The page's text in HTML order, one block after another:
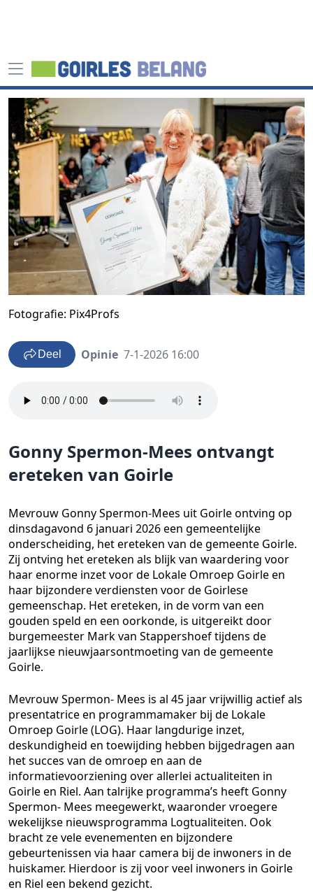
Fotografie: Pix4Profs
Deel Opinie 7-1-2026 16:00
Gonny Spermon-Mees ontvangt
ereteken van Goirle
Mevrouw Gonny Spermon-Mees uit Goirle ontving op
dinsdagavond 6 januari 2026 een gemeentelijke
onderscheiding, het ereteken van de gemeente Goirle.
Zij ontving het ereteken als blijk van waardering voor
haar enorme inzet voor de Lokale Omroep Goirle en
haar bijzondere verdiensten voor de Goirlese
gemeenschap. Het ereteken, in de vorm van een
gouden speld en een oorkonde, is uitgereikt door
burgemeester Mark van Stappershoef tijdens de
jaarlijkse nieuwjaarsontmoeting van de gemeente
Goirle.
Mevrouw Spermon- Mees is al 45 jaar vrijwillig actief als
presentatrice en programmamaker bij de Lokale
Omroep Goirle (LOG). Haar langdurige inzet,
deskundigheid en toewijding hebben bijgedragen aan
het succes van de omroep en aan de
informatievoorziening over allerlei actualiteiten in
Goirle en Riel. Aan talrijke programma’s heeft Gonny
Spermon- Mees meegewerkt, waaronder vroegere
wekelijkse nieuwsprogramma Logtualiteiten. Ook
bracht ze vele evenementen en bijzondere
gebeurtenissen via haar camera bij de inwoners in de
huiskamer. Hierdoor is zij voor veel inwoners in Goirle
en Riel een bekend gezicht.